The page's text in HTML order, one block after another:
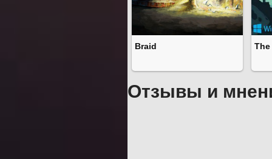
Braid The
Отзывы и